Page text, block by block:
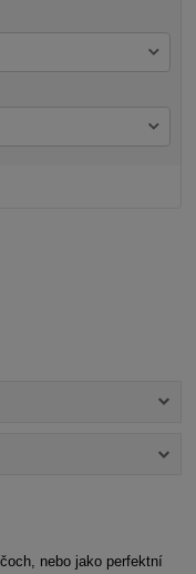
nebo jako perfektní